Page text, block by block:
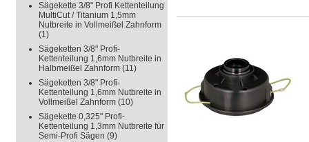
Sägekette 3/8" Profi Kettenteilung
MultiCut / Titanium 1,5mm
Nutbreite in Vollmeißel Zahnform
(1)
Sägeketten 3/8" Profi-
Kettenteilung 1,6mm Nutbreite in
Halbmeißel Zahnform (11)
Sägeketten 3/8" Profi-
Kettenteilung 1,6mm Nutbreite in
Vollmeißel Zahnform (10)
Sägekette 0,325" Profi-
Kettenteilung 1,3mm Nutbreite für
Semi-Profi Sägen (9)